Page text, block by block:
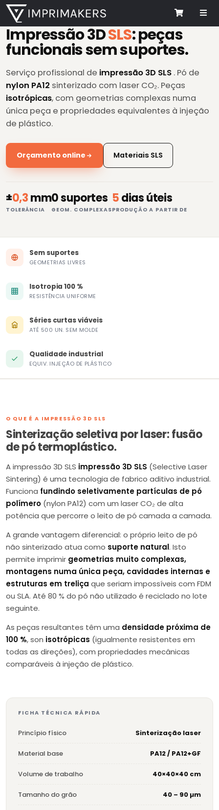
Cart
Impressão 3DSLS: peças
funcionais sem suportes.
Serviço profissional de impressão 3D SLS . Pó de
nylon PA12 sinterizado com laser CO₂. Peças
isotrópicas, com geometrias complexas numa
única peça e propriedades equivalentes à injeção
de plástico.
Orçamento online Materiais SLS
±0,3mm
TOLERÂNCIA
0 suportes
GEOM. COMPLEXAS
5dias úteis
PRODUÇÃO A PARTIR DE
Sem suportes
GEOMETRIAS LIVRES
Isotropia 100 %
RESISTÊNCIA UNIFORME
Séries curtas viáveis
ATÉ 500 UN. SEM MOLDE
Qualidade industrial
EQUIV. INJEÇÃO DE PLÁSTICO
O QUE É A IMPRESSÃO 3D SLS
Sinterização seletiva por laser: fusão
de pó termoplástico.
A impressão 3D SLS impressão 3D SLS (Selective Laser
Sintering) é uma tecnologia de fabrico aditivo industrial.
Funciona fundindo seletivamente partículas de pó
polímero (nylon PA12) com um laser CO₂ de alta
potência que percorre o leito de pó camada a camada.
A grande vantagem diferencial: o próprio leito de pó
não sinterizado atua como suporte natural. Isto
permite imprimir geometrias muito complexas,
montagens numa única peça, cavidades internas e
estruturas em treliça que seriam impossíveis com FDM
ou SLA. Até 80 % do pó não utilizado é reciclado no lote
seguinte.
As peças resultantes têm uma densidade próxima de
100 %, son isotrópicas (igualmente resistentes em
todas as direções), com propriedades mecânicas
comparáveis à injeção de plástico.
FICHA TÉCNICA RÁPIDA
Princípio físico Sinterização laser
Material base PA12 / PA12+GF
Volume de trabalho 40×40×40 cm
Tamanho do grão 40 – 90 µm